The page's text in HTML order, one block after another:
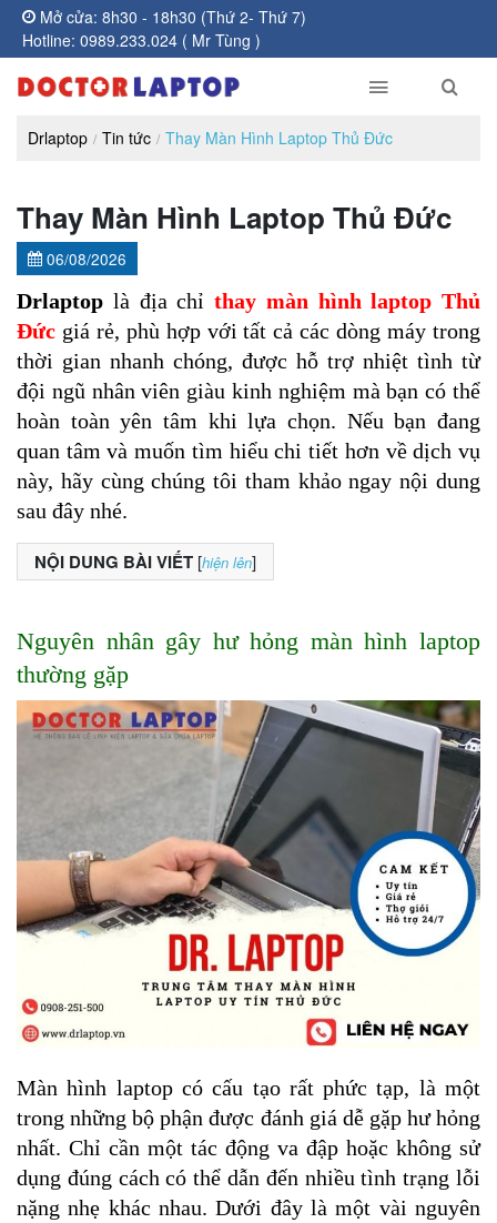
Mở cửa: 8h30 - 18h30 (Thứ 2- Thứ 7)
Hotline: 0989.233.024 ( Mr Tùng )
Drlaptop Tin tức Thay Màn Hình Laptop Thủ Đức
Thay Màn Hình Laptop Thủ Đức
06/08/2026
Drlaptop là địa chỉ thay màn hình laptop Thủ
Đức giá rẻ, phù hợp với tất cả các dòng máy trong
thời gian nhanh chóng, được hỗ trợ nhiệt tình từ
đội ngũ nhân viên giàu kinh nghiệm mà bạn có thể
hoàn toàn yên tâm khi lựa chọn. Nếu bạn đang
quan tâm và muốn tìm hiểu chi tiết hơn về dịch vụ
này, hãy cùng chúng tôi tham khảo ngay nội dung
sau đây nhé.
NỘI DUNG BÀI VIẾT [hiện lên]
Nguyên nhân gây hư hỏng màn hình laptop
thường gặp
Màn hình laptop có cấu tạo rất phức tạp, là một
trong những bộ phận được đánh giá dễ gặp hư hỏng
nhất. Chỉ cần một tác động va đập hoặc không sử
dụng đúng cách có thể dẫn đến nhiều tình trạng lỗi
nặng nhẹ khác nhau. Dưới đây là một vài nguyên